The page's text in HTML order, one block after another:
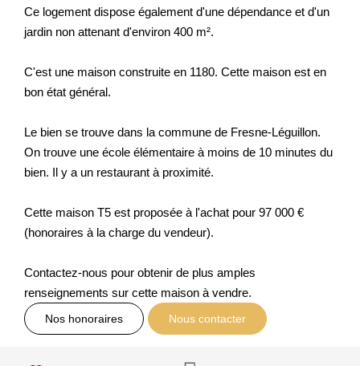
Ce logement dispose également d'une dépendance et d'un
jardin non attenant d'environ 400 m².
C'est une maison construite en 1180. Cette maison est en
bon état général.
Le bien se trouve dans la commune de Fresne-Léguillon.
On trouve une école élémentaire à moins de 10 minutes du
bien. Il y a un restaurant à proximité.
Cette maison T5 est proposée à l'achat pour 97 000 €
(honoraires à la charge du vendeur).
Contactez-nous pour obtenir de plus amples
renseignements sur cette maison à vendre.
Nos honoraires Nous contacter